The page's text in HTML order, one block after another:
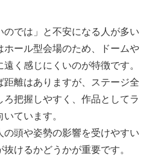
では」と不安になる人が多い
ホール型会場のため、ドームや
く感じにくいのが特徴です。
距離はありますが、ステージ全
把握しやすく、作品としてラ
ています。
頭や姿勢の影響を受けやすい
けるかどうかが重要です。